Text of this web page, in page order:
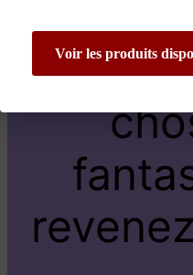
Nous
sur
Voir les produits